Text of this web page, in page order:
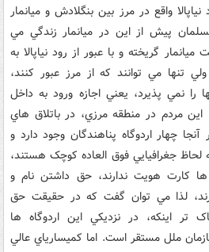
واقع در مرز بين بنگلادش و ميانمار
پيش از اين در ميانمار زندگي مي
گريخته و با عبور از رود نياپالا به
تنها مي توانند که از مرز عبور کنند،
نمي پذيرد، يعني اجازه ورود به داخل
مردم در منطقه مرزي، در باتلاق هاي
آنجا چهار اردوگاه پناهندگان وجود دارد و
لحاظ جغرافيايي فوق العاده کوچک هستند،
کارت هويت ندارند، حق داشتن نام و
لذا مي توان گفت که در حقيقت حق
تر اينکه، در نزديکي اين اردوگاه ها
ملل مستقر است. اما کميسارياي عالي